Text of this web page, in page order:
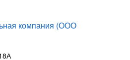
компания (ООО